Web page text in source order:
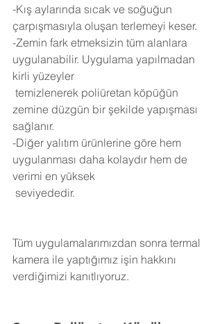
-Kış aylarında sıcak ve soğuğun
çarpışmasıyla oluşan terlemeyi keser.
-Zemin fark etmeksizin tüm alanlara
uygulanabilir. Uygulama yapılmadan
kirli yüzeyler
zemine düzgün bir şekilde yapışması
sağlanır.
-Diğer yalıtım ürünlerine göre hem
uygulanması daha kolaydır hem de
verimi en yüksek
seviyededir.
Tüm uygulamalarımızdan sonra termal
kamera ile yaptığımız işin hakkını
verdiğimizi kanıtlıyoruz.